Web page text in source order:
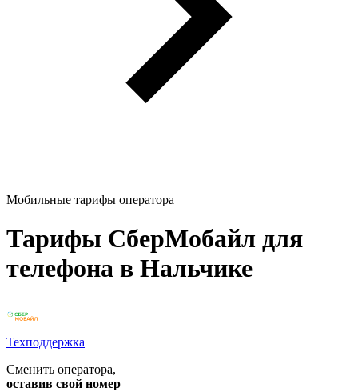
Мобильные тарифы оператора
Тарифы СберМобайл для
телефона в Нальчике
Техподдержка
Сменить оператора,
оставив свой номер